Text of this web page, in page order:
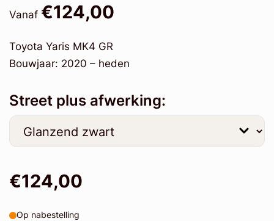
Vanaf €124,00
Toyota Yaris MK4 GR
Bouwjaar: 2020 – heden
Street plus afwerking:
€124,00
Op nabestelling